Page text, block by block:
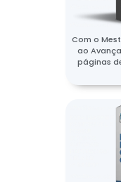
Com o
ao
páginas